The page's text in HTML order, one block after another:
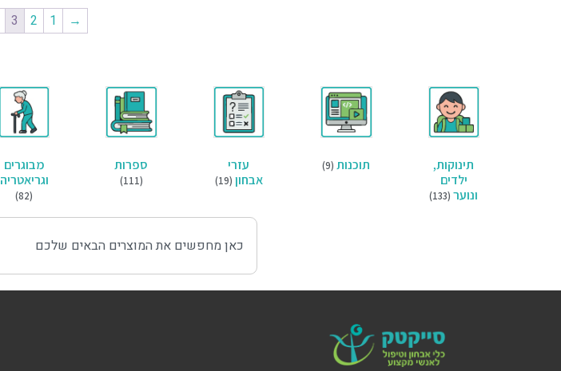
→
1
2
3
תינוקות,
ילדים
ונוער (133)
תוכנות (9)
עזרי
אבחון (19)
ספרות
(111)
מבוגרים
וגריאטריה
(82)